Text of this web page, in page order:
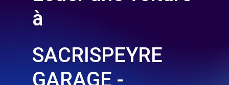
à
SACRISPEYRE
GARAGE -